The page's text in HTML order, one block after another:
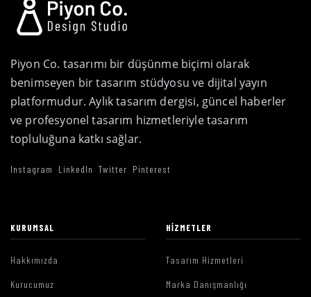
Piyon Co. tasarımı bir düşünme biçimi olarak
benimseyen bir tasarım stüdyosu ve dijital yayın
platformudur. Aylık tasarım dergisi, güncel haberler
ve profesyonel tasarım hizmetleriyle tasarım
topluluğuna katkı sağlar.
Instagram LinkedIn Twitter Pinterest
KURUMSAL
Hakkımızda
Kurucumuz
HIZMETLER
Tasarım Hizmetleri
Marka Danışmanlığı